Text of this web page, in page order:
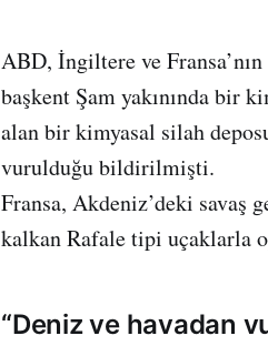
ABD, İngiltere ve
başkent Şam yakınında bir
alan bir kimyasal silah
vurulduğu bildirilmişti.
Fransa, Akdeniz’deki savaş
kalkan Rafale tipi uçaklarla
“Deniz ve havadan